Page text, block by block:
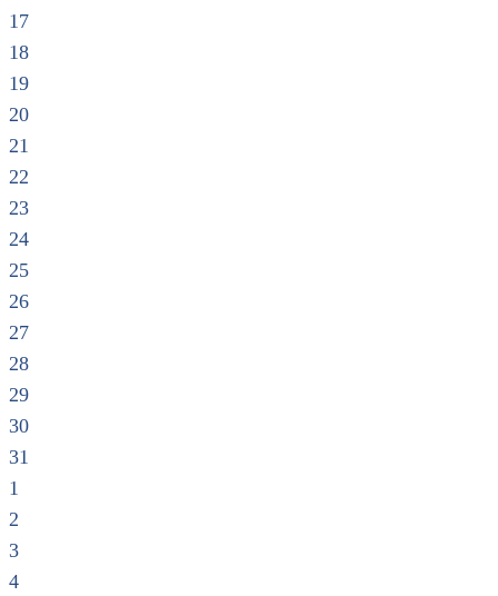
17
18
19
20
21
22
23
24
25
26
27
28
29
30
31
1
2
3
4